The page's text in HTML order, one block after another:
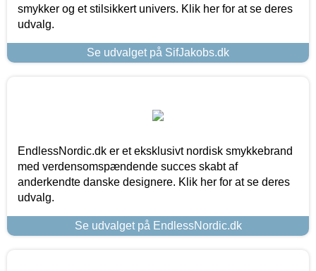
smykker og et stilsikkert univers. Klik her for at se deres
udvalg.
Se udvalget på SifJakobs.dk
EndlessNordic.dk er et eksklusivt nordisk smykkebrand
med verdensomspændende succes skabt af
anderkendte danske designere. Klik her for at se deres
udvalg.
Se udvalget på EndlessNordic.dk